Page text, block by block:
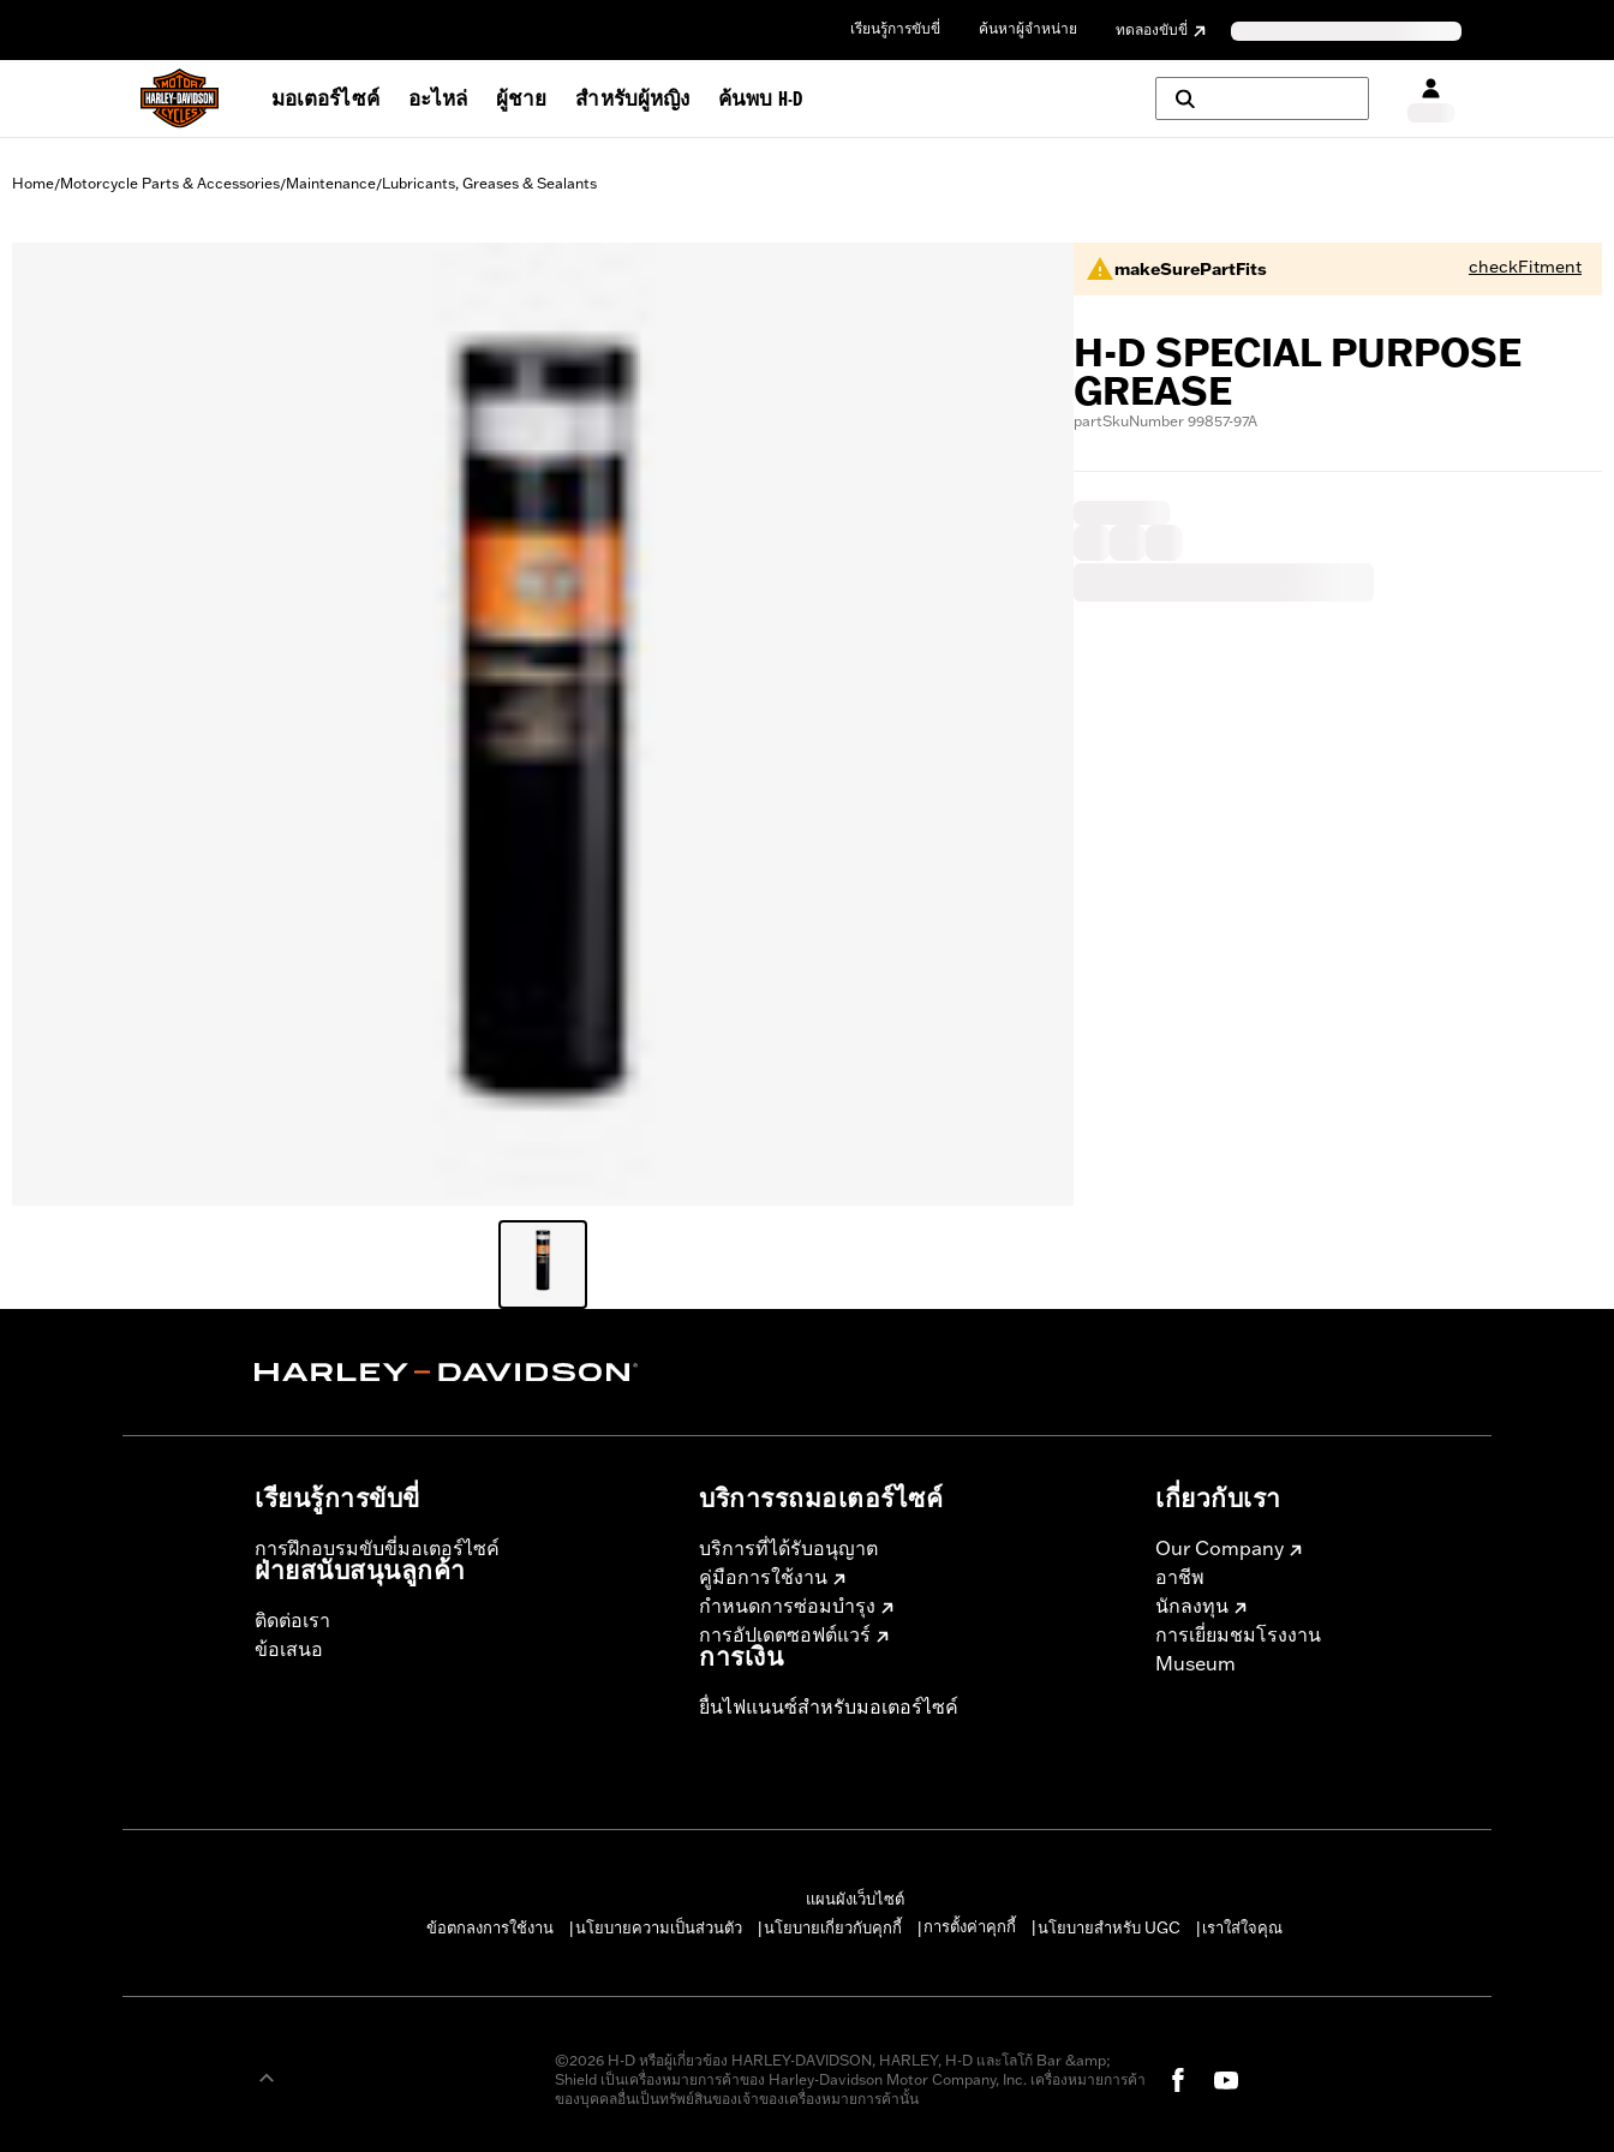
เรียนรู้การขับขี่ ค้นหาผู้จำหน่าย ทดลองขับขี่
มอเตอร์ไซค์ อะไหล่ ผู้ชาย สำหรับผู้หญิง ค้นพบ H-D
Home/Motorcycle Parts & Accessories/Maintenance/Lubricants, Greases & Sealants
makeSurePartFits checkFitment
H-D SPECIAL PURPOSE
GREASE
partSkuNumber 99857-97A
เรียนรู้การขับขี่
การฝึกอบรมขับขี่มอเตอร์ไซค์
ฝ่ายสนับสนุนลูกค้า
ติดต่อเรา
ข้อเสนอ
บริการรถมอเตอร์ไซค์​
บริการที่ได้รับอนุญาต
คู่มือการใช้งาน
กำหนดการซ่อมบำรุง
การอัปเดตซอฟต์แวร์
การเงิน
ยื่นไฟแนนซ์สำหรับมอเตอร์ไซค์
เกี่ยวกับเรา
Our Company
อาชีพ
นักลงทุน
การเยี่ยมชมโรงงาน
Museum
แผนผังเว็บไซต์
ข้อตกลงการใช้งาน
นโยบายความเป็นส่วนตัว นโยบายเกี่ยวกับคุกกี้ การตั้งค่าคุกกี้ นโยบายสำหรับ UGC เราใส่ใจคุณ
©2026 H-D หรือผู้เกี่ยวข้อง HARLEY-DAVIDSON, HARLEY, H-D และโลโก้ Bar &amp;
Shield เป็นเครื่องหมายการค้าของ Harley-Davidson Motor Company, Inc. เครื่องหมายการค้า
ของบุคคลอื่นเป็นทรัพย์สินของเจ้าของเครื่องหมายการค้านั้น